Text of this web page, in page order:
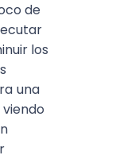
de
los
una